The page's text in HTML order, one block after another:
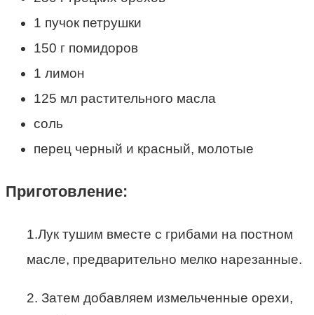
1 пучок петрушки
150 г помидоров
1 лимон
125 мл растительного масла
соль
перец черный и красный, молотые
Приготовление:
1.Лук тушим вместе с грибами на постном
масле, предварительно мелко нарезанные.
2. Затем добавляем измельченные орехи,